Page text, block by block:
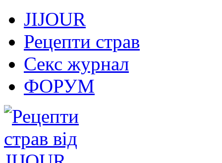
JIJOUR
Рецепти страв
Секс журнал
ФОРУМ